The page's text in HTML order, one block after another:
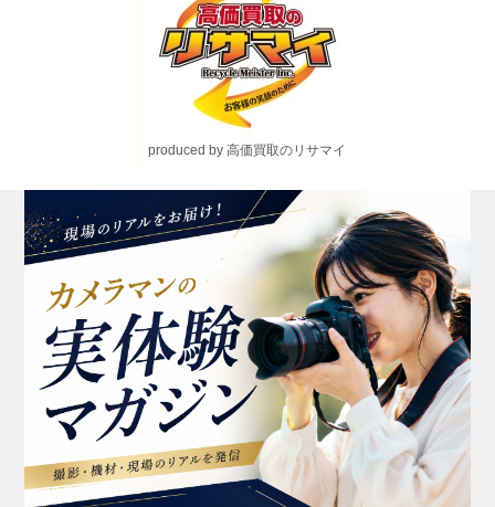
produced by 高価買取のリサマイ